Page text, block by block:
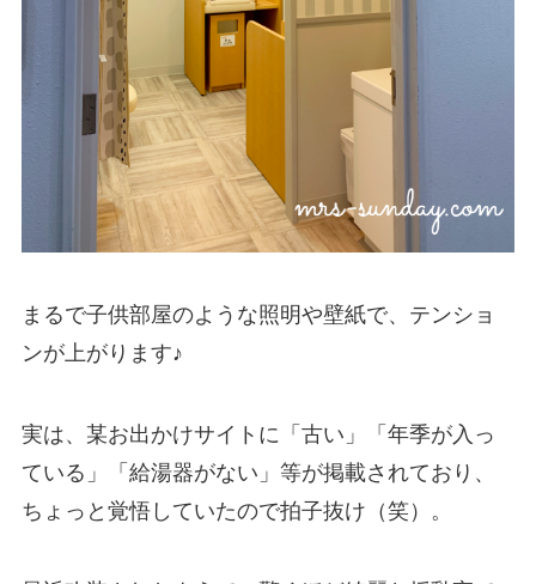
まるで子供部屋のような照明や壁紙で、テンショ
ンが上がります♪
実は、某お出かけサイトに「古い」「年季が入っ
ている」「給湯器がない」等が掲載されており、
ちょっと覚悟していたので拍子抜け（笑）。